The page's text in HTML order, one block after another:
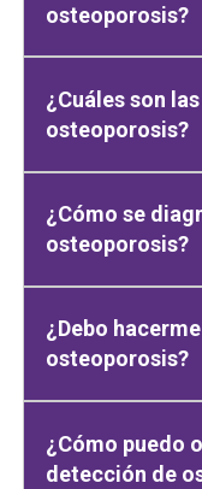
osteoporosis?
¿Cuáles son
osteoporosis?
¿Cómo se
osteoporosis?
¿Debo
osteoporosis?
¿Cómo puedo
detección de